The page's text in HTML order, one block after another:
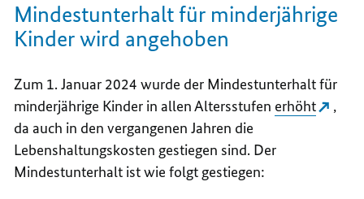
Mindestunterhalt für minderjährige
Kinder wird angehoben
Zum 1. Januar 2024 wurde der Mindestunterhalt für
minderjährige Kinder in allen Altersstufen erhöht
,
da auch in den vergangenen Jahren die
Lebenshaltungskosten gestiegen sind. Der
Mindestunterhalt ist wie folgt gestiegen: